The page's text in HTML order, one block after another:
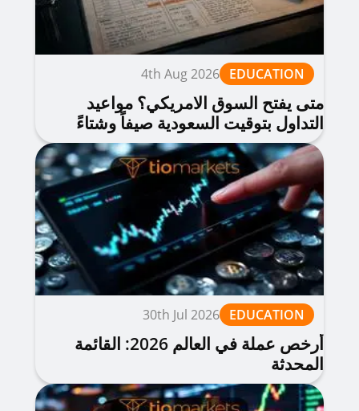
EDUCATION
4th Aug 2026
متى يفتح السوق الامريكي؟ مواعيد
التداول بتوقيت السعودية صيفاً وشتاءً
2026
EDUCATION
30th Jul 2026
أرخص عملة في العالم 2026: القائمة
المحدثة